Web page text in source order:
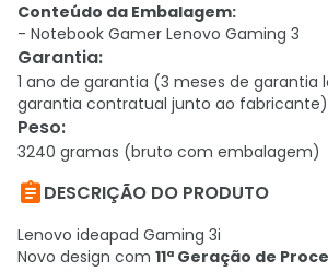
Conteúdo da Embalagem:
- Notebook Gamer Lenovo Gaming 3
Garantia:
1 ano de garantia (3 meses de garantia
garantia contratual junto ao fabricante)
Peso:
3240 gramas (bruto com embalagem)
DESCRIÇÃO DO PRODUTO
Lenovo ideapad Gaming 3i
Novo design com 11ª Geração de